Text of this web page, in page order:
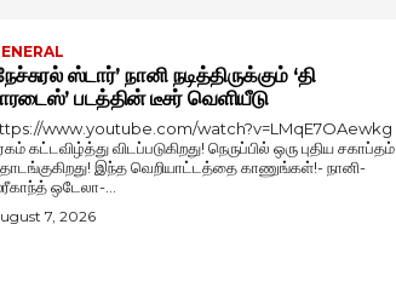
ஸ்டார்’ நானி நடித்திருக்கும் ‘தி
படத்தின் டீசர் வெளியீடு
www.youtube.com/watch?v=LMqE7OAewkg
கட்டவிழ்த்து விடப்படுகிறது! நெருப்பில் ஒரு புதிய சகாப்தம்
இந்த வெறியாட்டத்தை காணுங்கள்!- நானி-
ஒடேலா-...
7, 2026